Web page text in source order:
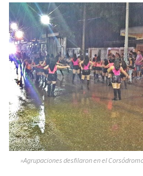
»Agrupaciones desfilaron en el